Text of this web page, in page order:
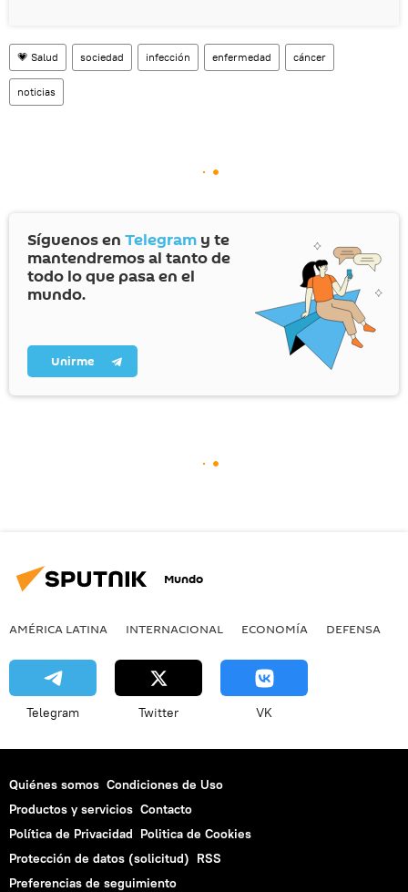
💗 Salud sociedad infección enfermedad cáncer
noticias
Síguenos en Telegram y te
mantendremos al tanto de
todo lo que pasa en el
mundo.
Unirme
Mundo
AMÉRICA LATINA INTERNACIONAL ECONOMÍA DEFENSA
Telegram Twitter VK
Quiénes somos Condiciones de Uso
Productos y servicios Contacto
Política de Privacidad Politica de Cookies
Protección de datos (solicitud) RSS
Preferencias de seguimiento